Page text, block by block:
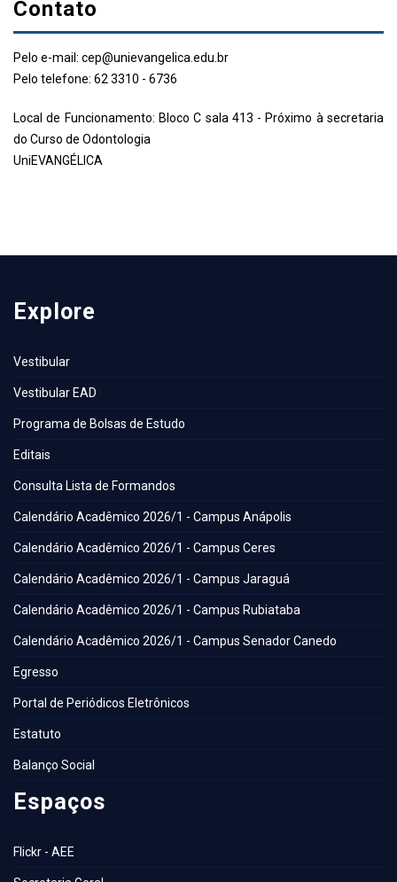
Contato
Pelo e-mail: cep@unievangelica.edu.br
Pelo telefone: 62 3310 - 6736
Local de Funcionamento: Bloco C sala 413 - Próximo à secretaria
do Curso de Odontologia
UniEVANGÉLICA
Explore
Vestibular
Vestibular EAD
Programa de Bolsas de Estudo
Editais
Consulta Lista de Formandos
Calendário Acadêmico 2026/1 - Campus Anápolis
Calendário Acadêmico 2026/1 - Campus Ceres
Calendário Acadêmico 2026/1 - Campus Jaraguá
Calendário Acadêmico 2026/1 - Campus Rubiataba
Calendário Acadêmico 2026/1 - Campus Senador Canedo
Egresso
Portal de Periódicos Eletrônicos
Estatuto
Balanço Social
Espaços
Flickr - AEE